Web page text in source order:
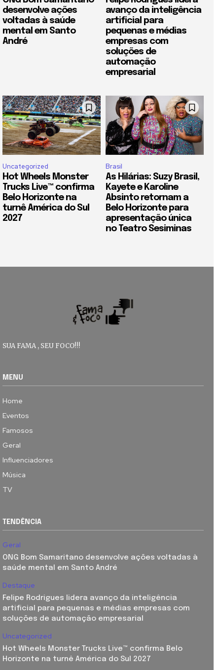
desenvolve ações
voltadas à saúde
mental em Santo
André
avanço da inteligência
artificial para
pequenas e médias
empresas com
soluções de
automação
empresarial
Uncategorized
Hot Wheels Monster
Trucks Live™ confirma
Belo Horizonte na
turnê América do Sul
2027
Brasil
As Hilárias: Suzy Brasil,
Kayete e Karoline
Absinto retornam a
Belo Horizonte para
apresentação única
no Teatro Sesiminas
SUA FAMA , SEU FOCO!!!
MENU
Home
Eventos
Famosos
Geral
Influenciadores
Música
TV
TENDÊNCIA
Geral
ONG Bom Samaritano desenvolve ações voltadas à
saúde mental em Santo André
Destaque
Felipe Rodrigues lidera avanço da inteligência
artificial para pequenas e médias empresas com
soluções de automação empresarial
Uncategorized
Hot Wheels Monster Trucks Live™ confirma Belo
Horizonte na turnê América do Sul 2027